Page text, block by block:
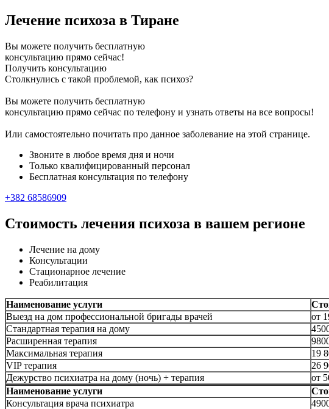
Лечение психоза в Тиране
Вы можете получить бесплатную
консультацию прямо сейчас!
Получить консультацию
Столкнулись с такой проблемой, как психоз?
Вы можете получить бесплатную
консультацию прямо сейчас по телефону и узнать ответы на все вопросы!
Или самостоятельно почитать про данное заболевание на этой странице.
Звоните в любое время дня и ночи
Только квалифицированный персонал
Бесплатная консультация по телефону
+382 68586909
Стоимость лечения психоза в вашем регионе
Лечение на дому
Консультации
Стационарное лечение
Реабилитация
Наименование услуги
Выезд на дом профессиональной бригады врачей
от
Стандартная терапия на дому
Расширенная терапия
Максимальная терапия
19
VIP терапия
26
Дежурство психиатра на дому (ночь) + терапия
от
Наименование услуги
Консультация врача психиатра